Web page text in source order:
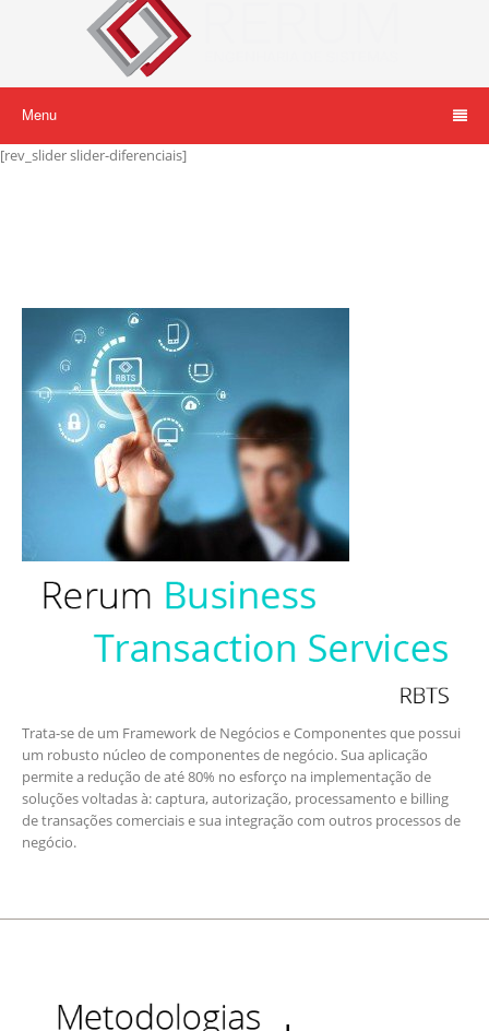
Menu
[rev_slider slider-diferenciais]
Trata-se de um Framework de Negócios e Componentes que possui
um robusto núcleo de componentes de negócio. Sua aplicação
permite a redução de até 80% no esforço na implementação de
soluções voltadas à: captura, autorização, processamento e billing
de transações comerciais e sua integração com outros processos de
negócio.